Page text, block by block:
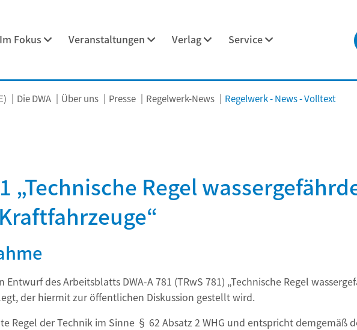
Im Fokus Veranstaltungen Verlag Service
Die DWA Über uns Presse Regelwerk-News Regelwerk - News - Volltext
„Technische Regel
Entwurf des Arbeitsblatts DWA-A 781 (TRwS 781) „Technische Regel
der hiermit zur öffentlichen Diskussion gestellt wird.
Regel der Technik im Sinne § 62 Absatz 2 WHG und entspricht demgemäß